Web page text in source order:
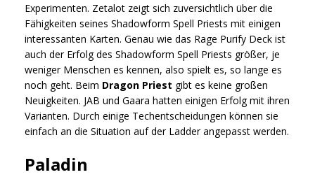
Experimenten. Zetalot zeigt sich zuversichtlich über die
Fähigkeiten seines Shadowform Spell Priests mit einigen
interessanten Karten. Genau wie das Rage Purify Deck ist
auch der Erfolg des Shadowform Spell Priests größer, je
weniger Menschen es kennen, also spielt es, so lange es
noch geht. Beim Dragon Priest gibt es keine großen
Neuigkeiten. JAB und Gaara hatten einigen Erfolg mit ihren
Varianten. Durch einige Techentscheidungen können sie
einfach an die Situation auf der Ladder angepasst werden.
Paladin